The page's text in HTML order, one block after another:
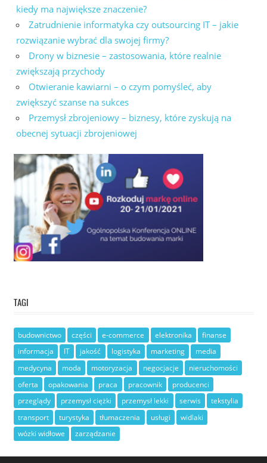
kiedy ma największe znaczenie?
Zatrudnienie informatyka czy outsourcing IT – jakie
rozwiązanie wybrać dla swojej firmy?
Drony w biznesie – zastosowania, które realnie
zwiększają przychody
Otwieranie kawiarni – o czym pomyśleć, aby
zwiększyć szanse na sukces
Przemysł zbrojeniowy – biznesy, które zyskują na
obecnej sytuacji zbrojeniowej
TAGI
budownictwo części e-commerce elektronika
finanse
informacja
IT jakość logistyka marketing
media
medycyna
moda motoryzacja negocjacje
nieruchomości
oferta
opakowania praca pracownik
producenci
przeglądy
przemysł ciężki przemysł lekki serwis
tekstylia
transport
turystyka tłumaczenia usługi
widlaki
wózki widłowe
zarządzanie